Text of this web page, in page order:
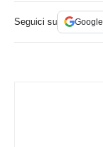
Seguici su Google